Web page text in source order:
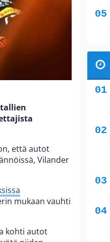
että autot
Vilander
mukaan vauhti
kohti autot